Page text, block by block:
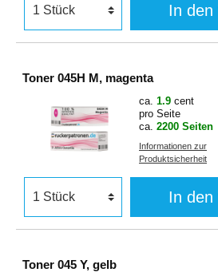
In den
Toner 045H M, magenta
ca. 1.9 cent
pro Seite
ca. 2200 Seiten
Informationen zur
Produktsicherheit
In den
Toner 045 Y, gelb